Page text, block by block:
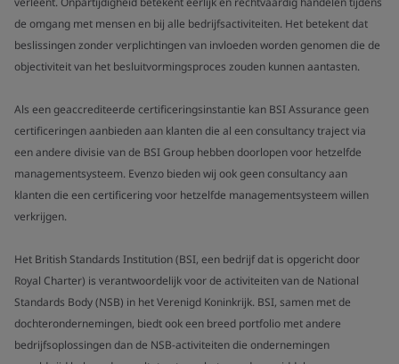
de omgang met mensen en bij alle bedrijfsactiviteiten. Het betekent dat
beslissingen zonder verplichtingen van invloeden worden genomen die de
objectiviteit van het besluitvormingsproces zouden kunnen aantasten.
Als een geaccrediteerde certificeringsinstantie kan BSI Assurance geen
certificeringen aanbieden aan klanten die al een consultancy traject via
een andere divisie van de BSI Group hebben doorlopen voor hetzelfde
managementsysteem. Evenzo bieden wij ook geen consultancy aan
klanten die een certificering voor hetzelfde managementsysteem willen
verkrijgen.
Het British Standards Institution (BSI, een bedrijf dat is opgericht door
Royal Charter) is verantwoordelijk voor de activiteiten van de National
Standards Body (NSB) in het Verenigd Koninkrijk. BSI, samen met de
dochterondernemingen, biedt ook een breed portfolio met andere
bedrijfsoplossingen dan de NSB-activiteiten die ondernemingen